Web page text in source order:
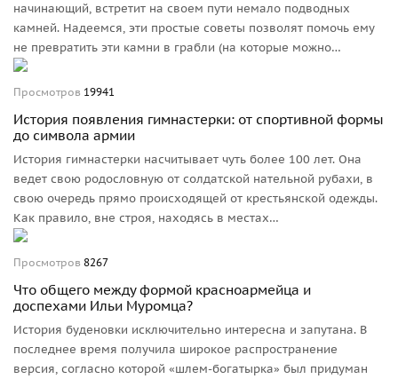
начинающий, встретит на своем пути немало подводных
камней. Надеемся, эти простые советы позволят помочь ему
не превратить эти камни в грабли (на которые можно
наступать снова и снова).
Просмотров 19941
История появления гимнастерки: от спортивной формы
до символа армии
История гимнастерки насчитывает чуть более 100 лет. Она
ведет свою родословную от солдатской нательной рубахи, в
свою очередь прямо происходящей от крестьянской одежды.
Как правило, вне строя, находясь в местах
расквартирования, в теплое время года солдаты носили
нижнюю рубаху с накинутой на нее шинелью. В местах с
становилась и «строевой» одеждой, чему немало примеров в
литературе и изобразительном искусстве.
Просмотров 8267
Что общего между формой красноармейца и
доспехами Ильи Муромца?
История буденовки исключительно интересна и запутана. В
последнее время получила широкое распространение
версия, согласно которой «шлем-богатырка» был придуман